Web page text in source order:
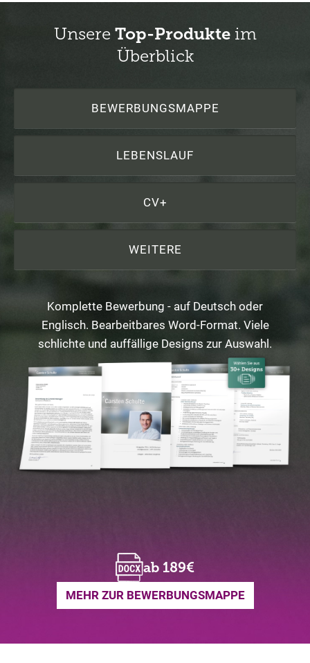
Unsere Top-Produkteim
Überblick
BEWERBUNGSMAPPE
LEBENSLAUF
CV+
WEITERE
Komplette Bewerbung - auf Deutsch oder
Englisch. Bearbeitbares Word-Format. Viele
schlichte und auffällige Designs zur Auswahl.
ab 189€
MEHR ZUR BEWERBUNGSMAPPE